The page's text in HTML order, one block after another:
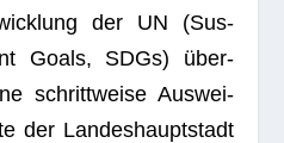
der UN (Sus­
Goals, SDGs) über­
schritt­weise Aus­wei­
der Lan­des­haupt­stadt